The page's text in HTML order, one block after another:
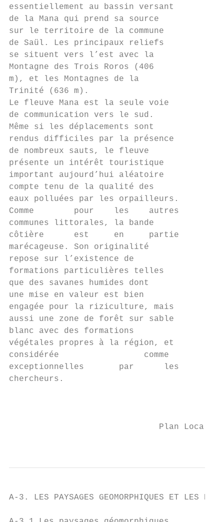
essentiellement au bassin versant
de la Mana qui prend sa source
sur le territoire de la commune
de Saül. Les principaux reliefs
se situent vers l’est avec la
Montagne des Trois Roros (406
m), et les Montagnes de la
Trinité (636 m).
Le fleuve Mana est la seule voie
de communication vers le sud.
Même si les déplacements sont
rendus difficiles par la présence
de nombreux sauts, le fleuve
présente un intérêt touristique
important aujourd’hui aléatoire
compte tenu de la qualité des
eaux polluées par les orpailleurs.
Comme        pour    les    autres
communes littorales, la bande
côtière      est     en     partie
marécageuse. Son originalité
repose sur l’existence de
formations particulières telles
que des savanes humides dont
une mise en valeur est bien
engagée pour la riziculture, mais
aussi une zone de forêt sur sable
blanc avec des formations
végétales propres à la région, et
considérée                 comme
exceptionnelles       par      les
chercheurs.
Plan Local
A-3. LES PAYSAGES GEOMORPHIQUES ET LES